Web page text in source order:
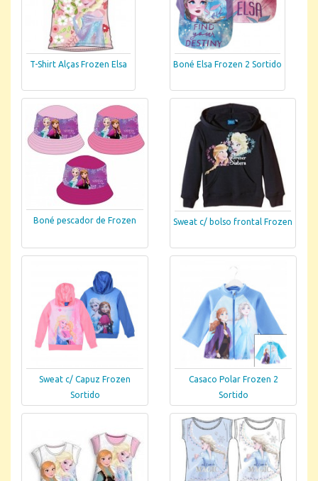
T-Shirt Alças Frozen Elsa Boné Elsa Frozen 2 Sortido
Boné pescador de Frozen Sweat c/ bolso frontal Frozen
Sweat c/ Capuz Frozen
Sortido
Casaco Polar Frozen 2
Sortido